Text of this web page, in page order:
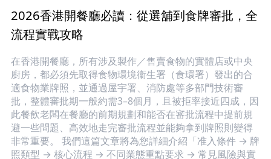
2026香港開餐廳必讀：從選舖到食牌審批，全
流程實戰攻略
在香港開餐廳，所有涉及製作／售賣食物的實體店或中央
廚房，都必須先取得食物環境衞生署（食環署）發出的合
適食物業牌照，並通過屋宇署、消防處等多部門技術審
批，整體審批期一般約需3–8個月，且被拒率接近四成，因
此餐飲老闆在餐廳的前期規劃和能否在審批流程中提前規
避一些問題、高效地走完審批流程並能夠拿到牌照則變得
非常重要。 我們這篇文章將為您詳細介紹「准入條件 → 牌
照類型 → 核心流程 → 不同業態重點要求 → 常見風險與實